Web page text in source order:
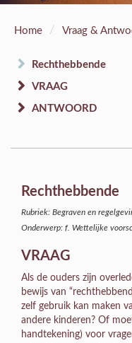
Home / Vraag &
Rechthebbende
VRAAG
ANTWOORD
Rechthebbende
Rubriek: Begraven en
Onderwerp: f. Wettelijke
VRAAG
Als de ouders zijn
bewijs van
zelf gebruik kan maken
andere kinderen? Of
handtekening) voor